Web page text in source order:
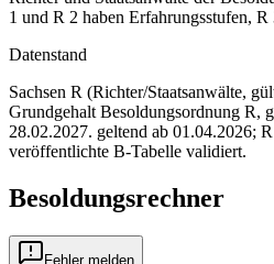
1 und R 2 haben Erfahrungsstufen, R
Datenstand
Sachsen R (Richter/Staatsanwälte,
Grundgehalt Besoldungsordnung R,
28.02.2027. geltend ab 01.04.2026;
veröffentlichte B-Tabelle validiert.
Besoldungsrechner
Fehler melden